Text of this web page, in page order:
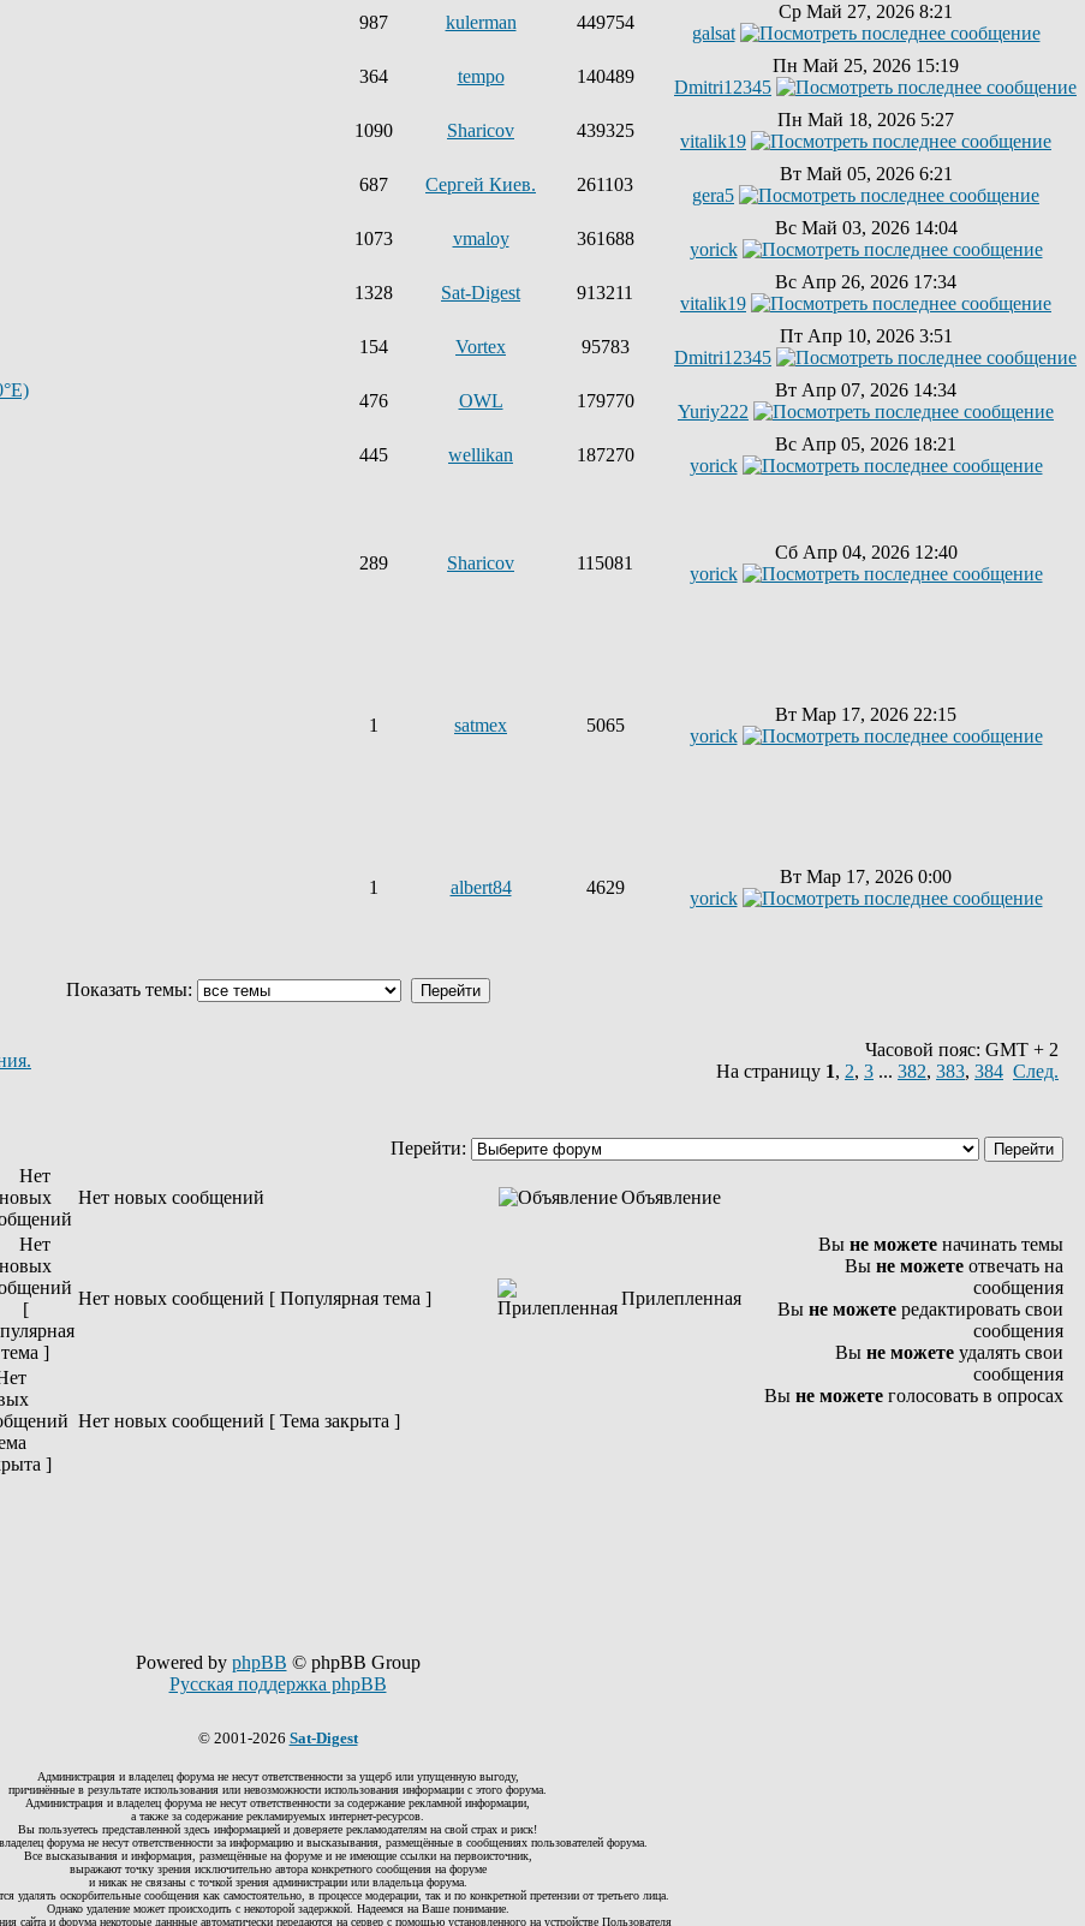
987 kulerman 449754
Ср Май 27, 2026 8:21
galsat
364 tempo 140489
Пн Май 25, 2026 15:19
Dmitri12345
1090 Sharicov 439325
Пн Май 18, 2026 5:27
vitalik19
687 Сергей Киев. 261103
Вт Май 05, 2026 6:21
gera5
1073 vmaloy 361688
Вс Май 03, 2026 14:04
yorick
1328 Sat-Digest 913211
Вс Апр 26, 2026 17:34
vitalik19
154 Vortex 95783
Пт Апр 10, 2026 3:51
Dmitri12345
476 OWL 179770
Вт Апр 07, 2026 14:34
Yuriy222
445 wellikan 187270
Вс Апр 05, 2026 18:21
yorick
289 Sharicov 115081
Сб Апр 04, 2026 12:40
yorick
1 satmex 5065
Вт Мар 17, 2026 22:15
yorick
1 albert84 4629
Вт Мар 17, 2026 0:00
yorick
Показать темы:
Часовой пояс: GMT + 2
На страницу 1, 2, 3 ... 382, 383, 384 След.
Перейти:
Нет новых сообщений Объявление
Нет новых сообщений [ Популярная тема ] Прилепленная
Нет новых сообщений [ Тема закрыта ]
Вы не можете начинать темы
Вы не можете отвечать на
сообщения
Вы не можете редактировать свои
сообщения
Вы не можете удалять свои
сообщения
Вы не можете голосовать в опросах
Powered by phpBB © phpBB Group
Русская поддержка phpBB
© 2001-2026 Sat-Digest
Администрация и владелец форума не несут ответственности за ущерб или упущенную выгоду,
причинённые в результате использования или невозможности использования информации с этого форума.
Администрация и владелец форума не несут ответственности за содержание рекламной информации,
а также за содержание рекламируемых интернет-ресурсов.
Вы пользуетесь представленной здесь информацией и доверяете рекламодателям на свой страх и риск!
форума не несут ответственности за информацию и высказывания, размещённые в сообщениях пользователей форума.
Все высказывания и информация, размещённые на форуме и не имеющие ссылки на первоисточник,
выражают точку зрения исключительно автора конкретного сообщения на форуме
и никак не связаны с точкой зрения администрации или владельца форума.
удалять оскорбительные сообщения как самостоятельно, в процессе модерации, так и по конкретной претензии от третьего лица.
Однако удаление может происходить с некоторой задержкой. Надеемся на Ваше понимание.
сайта и форума некоторые даннные автоматически передаются на сервер с помощью установленного на устройстве Пользователя